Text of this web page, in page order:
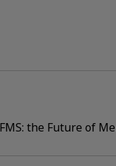
the Future of